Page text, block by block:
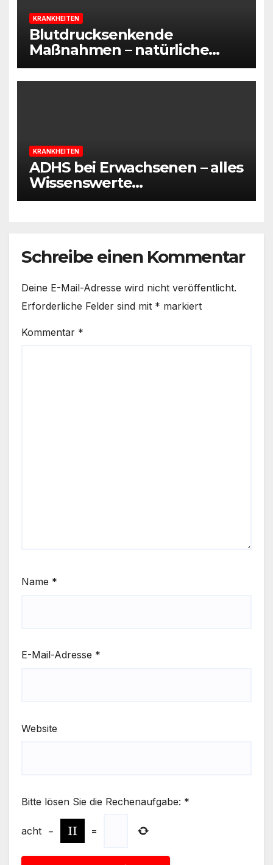
KRANKHEITEN
Blutdrucksenkende
Maßnahmen – natürliche
Wege, um Bluthochdruck zu
regulieren
KRANKHEITEN
ADHS bei Erwachsenen – alles
Wissenswerte
zusammengefasst
Schreibe einen Kommentar
Deine E-Mail-Adresse wird nicht veröffentlicht.
Erforderliche Felder sind mit * markiert
Kommentar *
Name *
E-Mail-Adresse *
Website
Bitte lösen Sie die Rechenaufgabe: *
acht − =